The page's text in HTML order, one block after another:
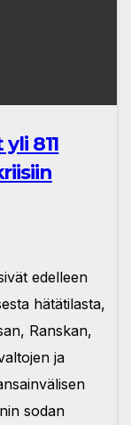
811
edelleen
hätätilasta,
Ranskan,
ja
sodan